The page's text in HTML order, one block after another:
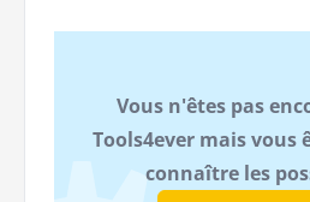
Vous n'êtes pas
Tools4ever mais vous
connaître les